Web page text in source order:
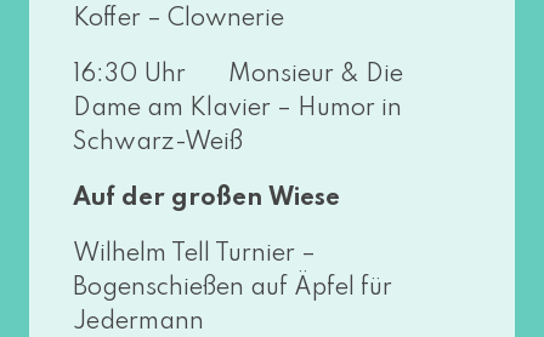
Koffer – Clownerie
16:30 Uhr Monsieur & Die
Dame am Klavier – Humor in
Schwarz-Weiß
Auf der gro­ßen Wiese
Wilhelm Tell Turnier –
Bogenschießen auf Äpfel für
Jedermann